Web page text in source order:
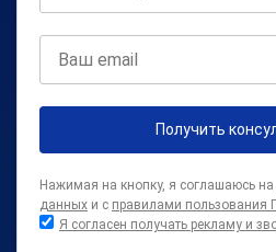
Получить
Нажимая на кнопку, я соглашаюсь на
данных и с правилами пользования
Я согласен получать рекламу и